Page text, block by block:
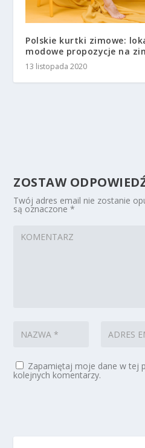
Polskie kurtki zimowe:
modowe propozycje na
13 listopada 2020
ZOSTAW
Twój adres email nie zostanie
są oznaczone*
Zapamiętaj moje dane w tej
kolejnych komentarzy.